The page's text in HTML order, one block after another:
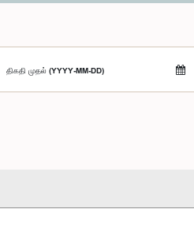
திகதி முதல் (YYYY-MM-DD)